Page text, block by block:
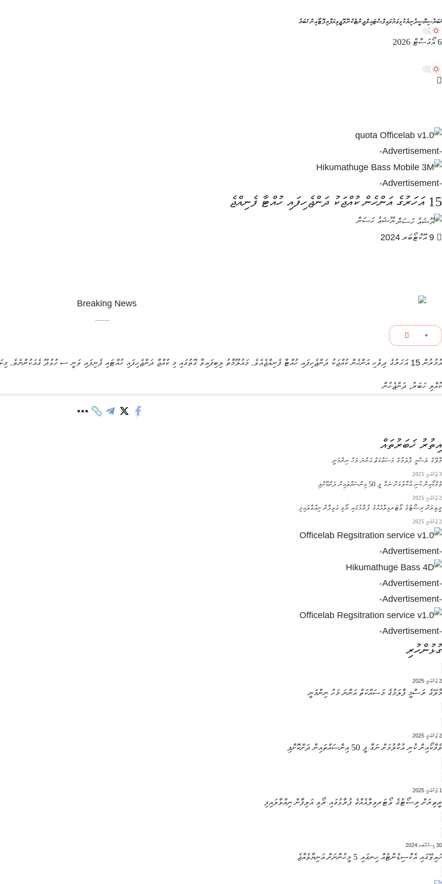
ޚަބަރުސިޔާސީދުނިޔެކުޅިވަރުލައިފްސްޓައިލްދީންޓެކްނޮލޮޖީވިޔަފާރިފޮޓޯއިން ޚަބަރު
6 އޯގަސްޓް 2026
-Advertisement-
-Advertisement-
15 އަހަރުގެ އަންހެން ކުއްޖަކު ދަންޖެހިފައި ހުއްޓާ ފެނިއްޖެ
ޔޫޝަޢު ހަސަން
9 އޮކްޓޯބަރ 2024
އުމުރުން 15 އަހަރުގެ ދިވެހި އަންހެން ކުއްޖަކު ދަންޖެހިފައި ހުއްޓާ ފެނިއްޖެއެވެ. މައުލޫމާތު ލިބިފައިވާ ގޮތުގައި މި ކުއްޖާ ދަންޖެހިފައި ހުއްޓައި ފެނިފައި ވަނީ ސ ހުޅުދޫ ގެއަކުންނެވެ.
ކުއްލި ހަބަރު, ދަންޖެހުން
އިތުރު ޚަބަރުތައް
މާލޭގެ ރަސްމީ ފާލަމުގެ މަސައްކަތް އަންނަ މަހު ނިންމަނީ
3 ޖެނުއަރީ 2025
ވެމްކޯއިން ކުނި އުކާލުމަށް ނަގާ ފީ 50 އިންސައްތައިން ދަށްކޮށްފި
2 ޖެނުއަރީ 2025
ރީތިރަށް ރިސޯޓުގެ ވޯޓަރވިލާއެއްގެ ފުރާޅުގައި ރޯވި އަލިފާން ނިއްވާލައިފި
2 ޖެނުއަރީ 2025
-Advertisement-
-Advertisement-
-Advertisement-
-Advertisement-
ގުޅުންހުރި
2 ޖެނުއަރީ 2025
މާލޭގެ ރަސްމީ ފާލަމުގެ މަސައްކަތް އަންނަ މަހު ނިންމަނީ
2 ޖެނުއަރީ 2025
ވެމްކޯއިން ކުނި އުކާލުމަށް ނަގާ ފީ 50 އިންސައްތައިން ދަށްކޮށްފި
1 ޖެނުއަރީ 2025
ރީތިރަށް ރިސޯޓުގެ ވޯޓަރވިލާއެއްގެ ފުރާޅުގައި ރޯވި އަލިފާން ނިއްވާލައިފި
30 ޑިސެމްބަރ 2024
ހައިވޭގައި އެކްސިޑެންޓެއް ހިނގައި 5 މީހުންނަށް އަނިޔާވެއްޖެ